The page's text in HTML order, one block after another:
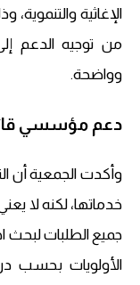
الإغاثية
من توجيه الدعم
وواضحة.
دعم مؤسسي
وأكدت الجمعية أن
خدماتها، لكنه لا
جميع الطلبات لبحث
الأولويات بحسب